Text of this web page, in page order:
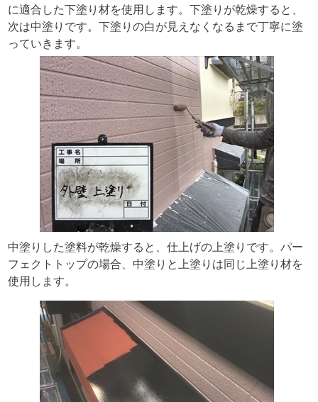
に適合した下塗り材を使用します。下塗りが乾燥すると、
次は中塗りです。下塗りの白が見えなくなるまで丁寧に塗
っていきます。
中塗りした塗料が乾燥すると、仕上げの上塗りです。パー
フェクトトップの場合、中塗りと上塗りは同じ上塗り材を
使用します。